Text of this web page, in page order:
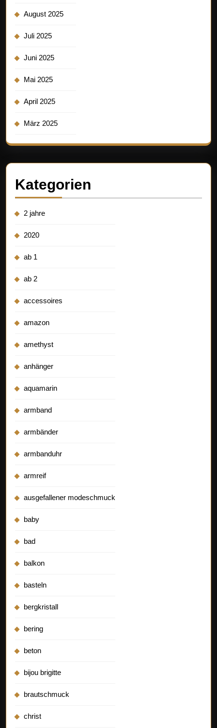
August 2025
Juli 2025
Juni 2025
Mai 2025
April 2025
März 2025
Kategorien
2 jahre
2020
ab 1
ab 2
accessoires
amazon
amethyst
anhänger
aquamarin
armband
armbänder
armbanduhr
armreif
ausgefallener modeschmuck
baby
bad
balkon
basteln
bergkristall
bering
beton
bijou brigitte
brautschmuck
christ